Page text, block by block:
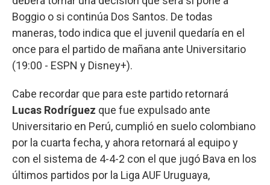
Boggio o si continúa Dos Santos. De todas
maneras, todo indica que el juvenil quedaría en el
once para el partido de mañana ante Universitario
(19:00 - ESPN y Disney+).
Cabe recordar que para este partido retornará
Lucas Rodríguez que fue expulsado ante
Universitario en Perú, cumplió en suelo colombiano
por la cuarta fecha, y ahora retornará al equipo y
con el sistema de 4-4-2 con el que jugó Bava en los
últimos partidos por la Liga AUF Uruguaya,